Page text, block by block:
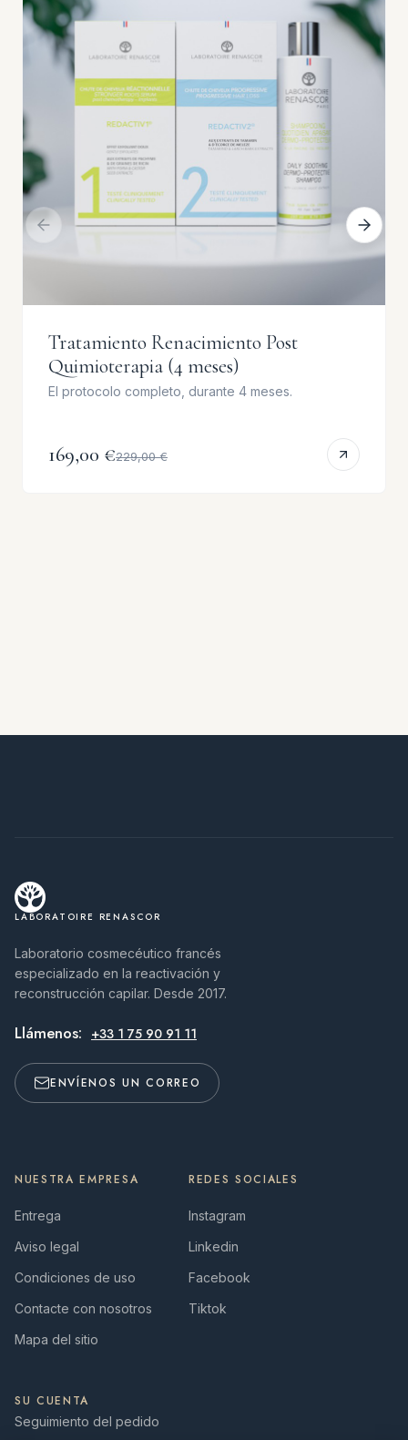
Tratamiento Renacimiento Post
Quimioterapia (4 meses)
El protocolo completo, durante 4 meses.
169,00 €229,00 €
LABORATOIRE RENASCOR
Laboratorio cosmecéutico francés
especializado en la reactivación y
reconstrucción capilar. Desde 2017.
Llámenos: +33 1 75 90 91 11
ENVÍENOS UN CORREO
NUESTRA EMPRESA
Entrega
Aviso legal
Condiciones de uso
Contacte con nosotros
Mapa del sitio
REDES SOCIALES
Instagram
Linkedin
Facebook
Tiktok
SU CUENTA
Seguimiento del pedido